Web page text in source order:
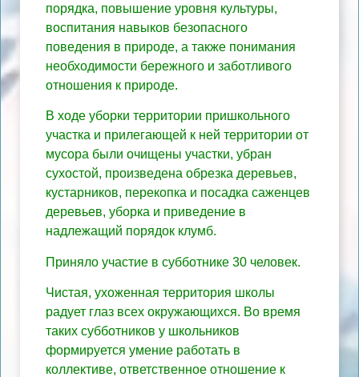
порядка, повышение уровня культуры,
воспитания навыков безопасного
поведения в природе, а также понимания
необходимости бережного и заботливого
отношения к природе.
В ходе уборки территории пришкольного
участка и прилегающей к ней территории от
мусора были очищены участки, убран
сухостой, произведена обрезка деревьев,
кустарников, перекопка и посадка саженцев
деревьев, уборка и приведение в
надлежащий порядок клумб.
Приняло участие в субботнике 30 человек.
Чистая, ухоженная территория школы
радует глаз всех окружающихся. Во время
таких субботников у школьников
формируется умение работать в
коллективе, ответственное отношение к